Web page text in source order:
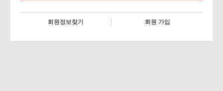
회원정보찾기 회원 가입